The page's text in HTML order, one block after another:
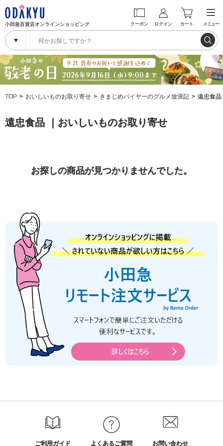
小田急百貨店オンラインショッピング クーポン ログイン カート メニュー
TOP おいしいものお取り寄せ きまじめバイヤーのグルメ放浪記 遠忠食品
遠忠食品 ｜おいしいものお取り寄せ
お探しの商品が見つかりませんでした。
ご利用ガイド よくあるご質問 お問い合わせ